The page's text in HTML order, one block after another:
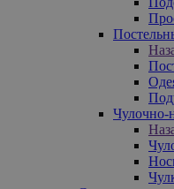
Чулочно-